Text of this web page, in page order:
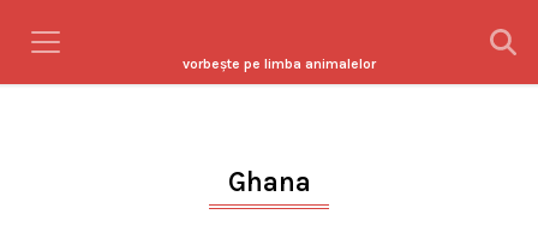
vorbeşte pe limba animalelor
Ghana